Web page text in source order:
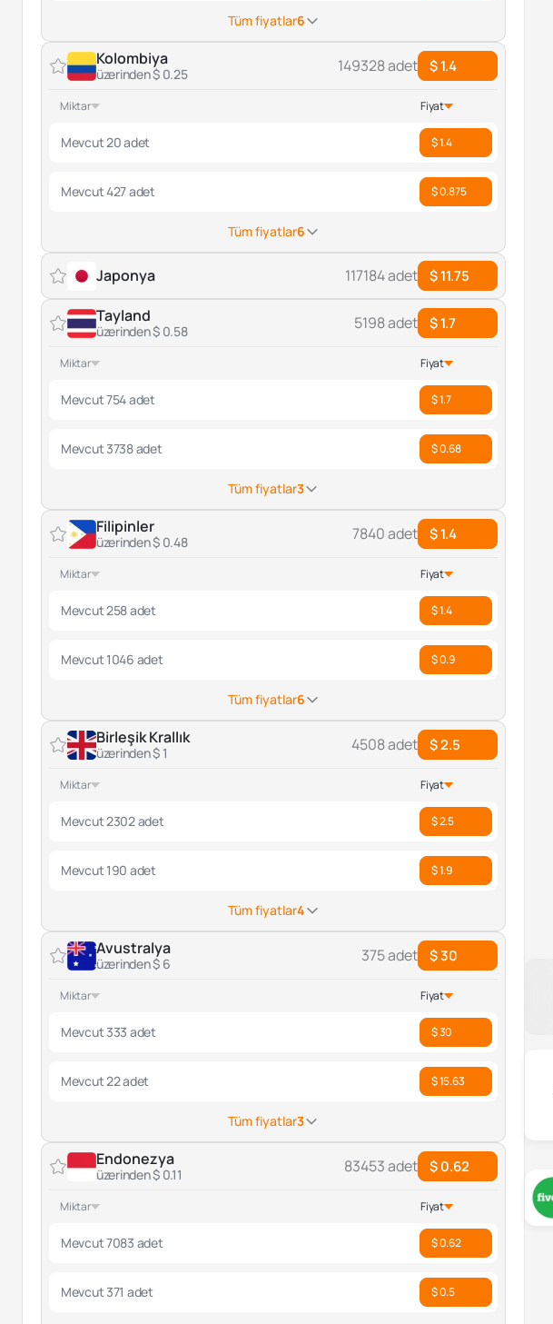
Tüm fiyatlar6
Kolombiya
üzerinden $ 0.25 149328 adet $ 1.4
Miktar Fiyat
Mevcut 20 adet $ 1.4
Mevcut 427 adet $ 0.875
Tüm fiyatlar6
Japonya 117184 adet $ 11.75
Tayland
üzerinden $ 0.58 5198 adet $ 1.7
Miktar Fiyat
Mevcut 754 adet $ 1.7
Mevcut 3738 adet $ 0.68
Tüm fiyatlar3
Filipinler
üzerinden $ 0.48 7840 adet $ 1.4
Miktar Fiyat
Mevcut 258 adet $ 1.4
Mevcut 1046 adet $ 0.9
Tüm fiyatlar6
Birleşik Krallık
üzerinden $ 1 4508 adet $ 2.5
Miktar Fiyat
Mevcut 2302 adet $ 2.5
Mevcut 190 adet $ 1.9
Tüm fiyatlar4
Avustralya
üzerinden $ 6 375 adet $ 30
Miktar Fiyat
Mevcut 333 adet $ 30
Mevcut 22 adet $ 15.63
Tüm fiyatlar3
Endonezya
üzerinden $ 0.11 83453 adet $ 0.62
Miktar Fiyat
Mevcut 7083 adet $ 0.62
Mevcut 371 adet $ 0.5